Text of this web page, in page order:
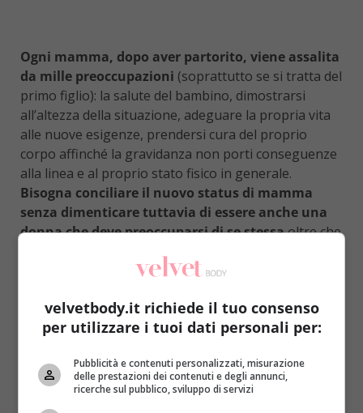
Ogni mamma, dopo aver partorito, viene assalita
da mille preoccupazioni (soprattutto se si tratta del
primo figlio): la salute del bambino, dimostrarsi
all’altezza della situazione, adeguare la propria vita
alle nuove esigenze, prendersi cura del proprio
corpo affinché la gravidanza non porti conseguenze
alla linea e al proprio stato fisico in generale.
Bisogna conciliare il nuovo status di mamma
senza dimenticare tuttavia di essere anche una
donna che deve preoccuparsi di se stessaoltre che
riesce a conciliare tutte queste cose: camminare con
della tv italiana sembrano conoscere già i benefici di
questa attività. In giro tra le decorazioni natalizie,
approfittano per chiacchierare, scattare foto e
divertirsi. In altre parole, riprendere la propria vita
con la giusta serenità e allegria… ma sempre in
velvetbody.it richiede il tuo consenso
per utilizzare i tuoi dati personali per:
Pubblicità e contenuti personalizzati, misurazione
delle prestazioni dei contenuti e degli annunci,
ricerche sul pubblico, sviluppo di servizi